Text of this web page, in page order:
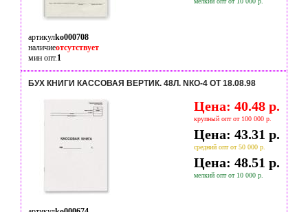
артикулko000708
наличиеотсутствует
мин опт.1
БУХ КНИГИ КАССОВАЯ ВЕРТИК. 48Л. NКО-4 ОТ 18.08.98
Цена: 40.48 р.
крупный опт от 100 000 р.
Цена: 43.31 р.
средний опт от 50 000 р.
Цена: 48.51 р.
мелкий опт от 10 000 р.